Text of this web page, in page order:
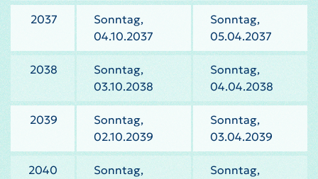
2037
Sonntag,
04.10.2037
Sonntag,
05.04.2037
2038
Sonntag,
03.10.2038
Sonntag,
04.04.2038
2039
Sonntag,
02.10.2039
Sonntag,
03.04.2039
2040
Sonntag,
Sonntag,